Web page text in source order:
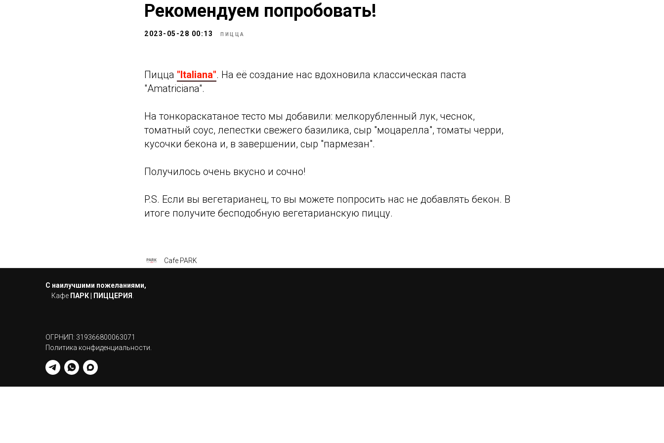
Рекомендуем попробовать!
2023-05-28 00:13 ПИЦЦА
Пицца "Italiana". На её создание нас вдохновила классическая паста
"Amatriciana".
На тонкораскатаное тесто мы добавили: мелкорубленный лук, чеснок,
томатный соус, лепестки свежего базилика, сыр "моцарелла", томаты черри,
кусочки бекона и, в завершении, сыр "пармезан".
Получилось очень вкусно и сочно!
P.S. Если вы вегетарианец, то вы можете попросить нас не добавлять бекон. В
итоге получите бесподобную вегетарианскую пиццу.
Cafe PARK
С наилучшими пожеланиями,
Кафе ПАРК | ПИЦЦЕРИЯ
ОГРНИП: 319366800063071
Политика конфиденциальности.